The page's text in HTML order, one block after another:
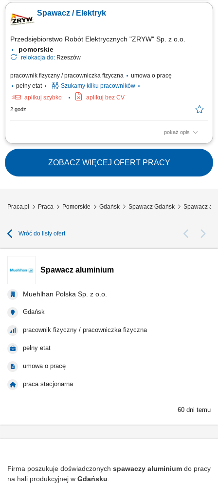
wcześniej zespawanych konstrukcji, kontrola jakości wykonanych
elementów, prowadzenie podstawowej dokumentacji produkcyjnej.
Spawacz / Elektryk
Przedsiębiorstwo Robót Elektrycznych "ZRYW" Sp. z o.o.
pomorskie
relokacja do: Rzeszów
pracownik fizyczny / pracowniczka fizyczna
umowa o pracę
pełny etat
Szukamy kilku pracowników
aplikuj szybko
aplikuj bez CV
2 godz.
pokaż opis
montaż instalacji elektrycznych
ZOBACZ WIĘCEJ OFERT PRACY
Praca.pl Praca Pomorskie Gdańsk Spawacz Gdańsk Spawacz
Wróć do listy ofert
Spawacz aluminium
Muehlhan Polska Sp. z o.o.
Gdańsk
pracownik fizyczny / pracowniczka fizyczna
pełny etat
umowa o pracę
praca stacjonarna
60 dni temu
Firma poszukuje doświadczonych spawaczy aluminium do pracy
na hali produkcyjnej w Gdańsku